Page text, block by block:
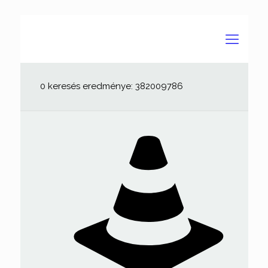
0 keresés eredménye: 382009786